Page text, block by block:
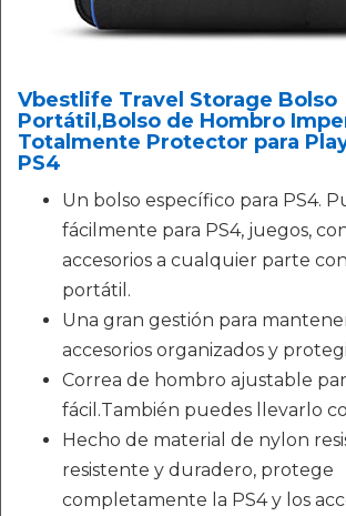
Vbestlife Travel Storage Bolso
Portátil,Bolso de Hombro
Totalmente Protector para
PS4
Un bolso específico para PS4.
fácilmente para PS4, juegos,
accesorios a cualquier parte
portátil.
Una gran gestión para
accesorios organizados y
Correa de hombro ajustable
fácil.También puedes llevarlo
Hecho de material de nylon
resistente y duradero, protege
completamente la PS4 y los